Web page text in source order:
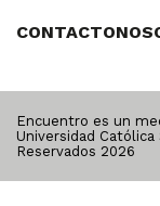
CONTACTO
Encuentro es un
Universidad
Reservados 2026